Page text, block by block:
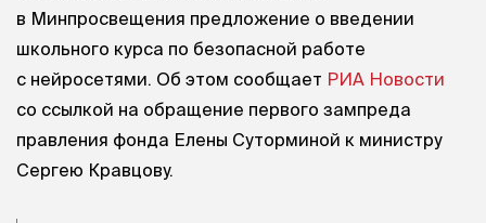
в Минпросвещения предложение о введении
школьного курса по безопасной работе
с нейросетями. Об этом сообщает РИА Новости
со ссылкой на обращение первого зампреда
правления фонда Елены Суторминой к министру
Сергею Кравцову.